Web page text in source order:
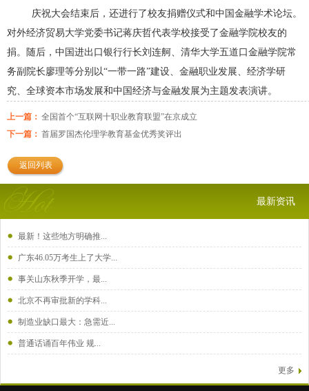
庆祝大会结束后，还进行了校友捐赠仪式和中国金融学术论坛。
对外经济贸易大学党委书记蒋庆哲代表学校接受了金融学院校友的
捐。随后，中国进出口银行行长刘连舸、清华大学五道口金融学院常
务副院长廖理等分别以“一带一路”建设、金融职业发展、经济学研
究、全球资本市场发展和中国经济与金融发展为主题发表演讲。
上一篇： 全国首个“互联网十职业教育联盟”在京成立
下一篇： 首届罗国杰伦理学教育基金优秀奖评出
返回列表
最新资讯
最新！这些地方明确推...
广东46.05万考生上了大学...
事关山东秋季开学，最...
北京不再审批新的学科...
制造业缺口最大：急需近...
普通话诵百年伟业 规...
更多